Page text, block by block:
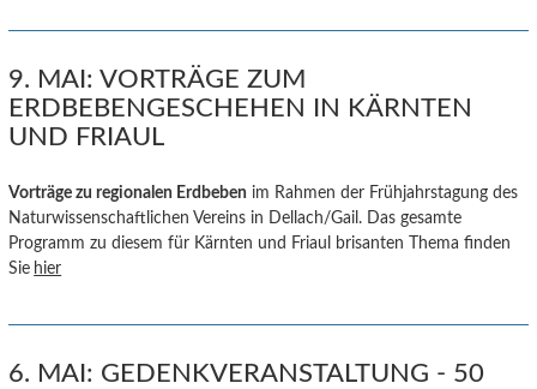
9. MAI: VORTRÄGE ZUM
ERDBEBENGESCHEHEN IN KÄRNTEN
UND FRIAUL
Vorträge zu regionalen Erdbeben im Rahmen der Frühjahrstagung des
Naturwissenschaftlichen Vereins in Dellach/Gail. Das gesamte
Programm zu diesem für Kärnten und Friaul brisanten Thema finden
Sie hier
6. MAI: GEDENKVERANSTALTUNG - 50